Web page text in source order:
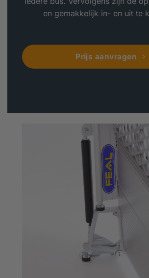
en gemakkelijk in- en uit te
Prijs aanvragen